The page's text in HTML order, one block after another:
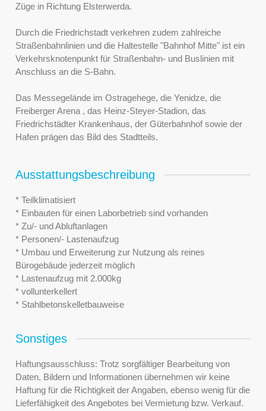
Züge in Richtung Elsterwerda.
Durch die Friedrichstadt verkehren zudem zahlreiche
Straßenbahnlinien und die Haltestelle "Bahnhof Mitte" ist ein
Verkehrsknotenpunkt für Straßenbahn- und Buslinien mit
Anschluss an die S-Bahn.
Das Messegelände im Ostragehege, die Yenidze, die
Freiberger Arena , das Heinz-Steyer-Stadion, das
Friedrichstädter Krankenhaus, der Güterbahnhof sowie der
Hafen prägen das Bild des Stadtteils.
Ausstattungsbeschreibung
* Teilklimatisiert
* Einbauten für einen Laborbetrieb sind vorhanden
* Zu/- und Abluftanlagen
* Personen/- Lastenaufzug
* Umbau und Erweiterung zur Nutzung als reines
Bürogebäude jederzeit möglich
* Lastenaufzug mit 2.000kg
* vollunterkellert
* Stahlbetonskelletbauweise
Sonstiges
Haftungsausschluss: Trotz sorgfältiger Bearbeitung von
Daten, Bildern und Informationen übernehmen wir keine
Haftung für die Richtigkeit der Angaben, ebenso wenig für die
Lieferfähigkeit des Angebotes bei Vermietung bzw. Verkauf.